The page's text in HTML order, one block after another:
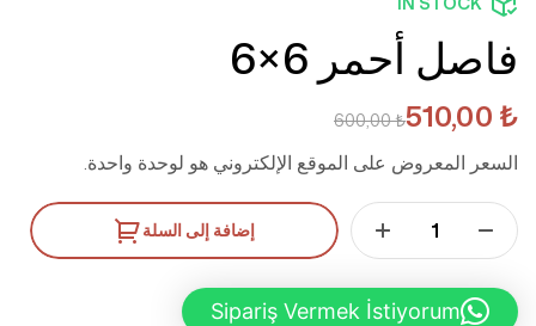
فاصل أحمر 6×6
600,00₺510,00 ₺
السعر المعروض على الموقع الإلكتروني هو لوحدة واحدة.
إضافة إلى السلة
Sipariş Vermek İstiyorum